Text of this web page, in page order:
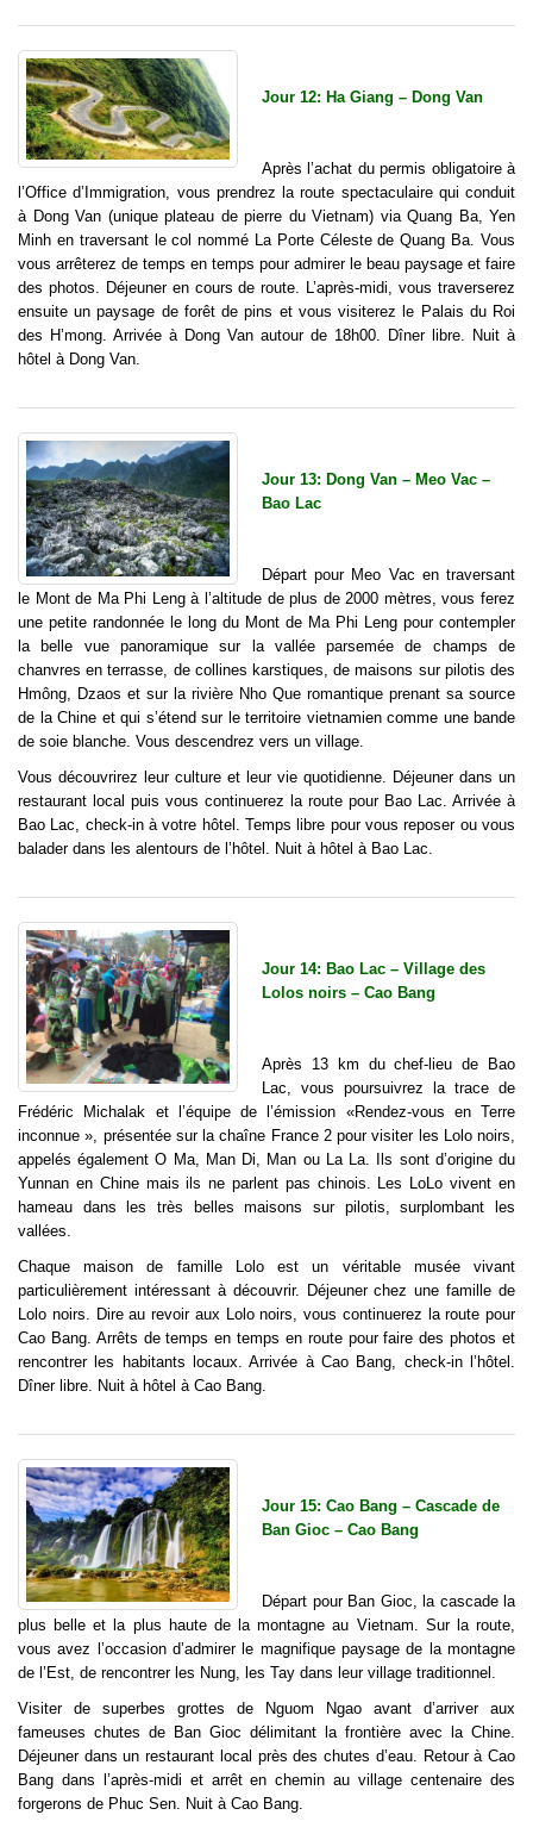
Jour 12: Ha Giang – Dong Van
Après l’achat du permis obligatoire à
l’Office d’Immigration, vous prendrez la route spectaculaire qui conduit
à Dong Van (unique plateau de pierre du Vietnam) via Quang Ba, Yen
Minh en traversant le col nommé La Porte Céleste de Quang Ba. Vous
vous arrêterez de temps en temps pour admirer le beau paysage et faire
des photos. Déjeuner en cours de route. L’après-midi, vous traverserez
ensuite un paysage de forêt de pins et vous visiterez le Palais du Roi
des H’mong. Arrivée à Dong Van autour de 18h00. Dîner libre. Nuit à
hôtel à Dong Van.
Jour 13: Dong Van – Meo Vac –
Bao Lac
Départ pour Meo Vac en traversant
le Mont de Ma Phi Leng à l’altitude de plus de 2000 mètres, vous ferez
une petite randonnée le long du Mont de Ma Phi Leng pour contempler
la belle vue panoramique sur la vallée parsemée de champs de
chanvres en terrasse, de collines karstiques, de maisons sur pilotis des
Hmông, Dzaos et sur la rivière Nho Que romantique prenant sa source
de la Chine et qui s’étend sur le territoire vietnamien comme une bande
de soie blanche. Vous descendrez vers un village.
Vous découvrirez leur culture et leur vie quotidienne. Déjeuner dans un
restaurant local puis vous continuerez la route pour Bao Lac. Arrivée à
Bao Lac, check-in à votre hôtel. Temps libre pour vous reposer ou vous
balader dans les alentours de l’hôtel. Nuit à hôtel à Bao Lac.
Jour 14: Bao Lac – Village des
Lolos noirs – Cao Bang
Après 13 km du chef-lieu de Bao
Lac, vous poursuivrez la trace de
Frédéric Michalak et l’équipe de l’émission «Rendez-vous en Terre
inconnue », présentée sur la chaîne France 2 pour visiter les Lolo noirs,
appelés également O Ma, Man Di, Man ou La La. Ils sont d’origine du
Yunnan en Chine mais ils ne parlent pas chinois. Les LoLo vivent en
hameau dans les très belles maisons sur pilotis, surplombant les
vallées.
Chaque maison de famille Lolo est un véritable musée vivant
particulièrement intéressant à découvrir. Déjeuner chez une famille de
Lolo noirs. Dire au revoir aux Lolo noirs, vous continuerez la route pour
Cao Bang. Arrêts de temps en temps en route pour faire des photos et
rencontrer les habitants locaux. Arrivée à Cao Bang, check-in l’hôtel.
Dîner libre. Nuit à hôtel à Cao Bang.
Jour 15: Cao Bang – Cascade de
Ban Gioc – Cao Bang
Départ pour Ban Gioc, la cascade la
plus belle et la plus haute de la montagne au Vietnam. Sur la route,
vous avez l’occasion d’admirer le magnifique paysage de la montagne
de l’Est, de rencontrer les Nung, les Tay dans leur village traditionnel.
Visiter de superbes grottes de Nguom Ngao avant d’arriver aux
fameuses chutes de Ban Gioc délimitant la frontière avec la Chine.
Déjeuner dans un restaurant local près des chutes d’eau. Retour à Cao
Bang dans l’après-midi et arrêt en chemin au village centenaire des
forgerons de Phuc Sen. Nuit à Cao Bang.